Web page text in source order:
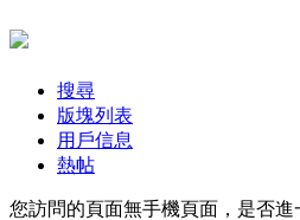
搜尋
版塊列表
用戶信息
熱帖
您訪問的頁面無手機頁面，是否進